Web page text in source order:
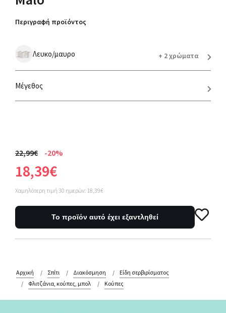
Περιγραφή προϊόντος
Λευκο/μαυρο + 2 χρώματα
Μέγεθος
22,99€ -20%
18,39€
Χαμηλότερη τιμή 30 ημερών: 18,39€
Το προϊόν αυτό έχει εξαντληθεί
Αρχική Σπίτι Διακόσμηση
Είδη σερβιρίσματος
Φλιτζάνια, κούπες, μπολ
Κούπες